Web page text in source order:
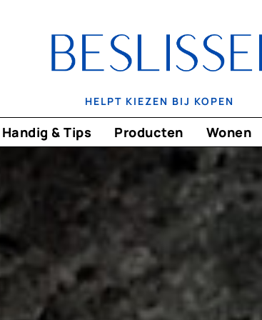
HELPT KIEZEN BIJ KOPEN
Handig & Tips Producten Wonen